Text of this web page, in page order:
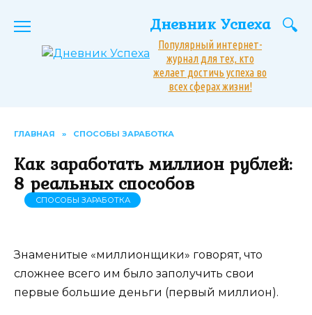
Дневник Успеха
Популярный интернет-
журнал для тех, кто
желает достичь успеха во
всех сферах жизни!
ГЛАВНАЯ » СПОСОБЫ ЗАРАБОТКА
Как заработать миллион рублей:
8 реальных способов
СПОСОБЫ ЗАРАБОТКА
Знаменитые «миллионщики» говорят, что
сложнее всего им было заполучить свои
первые большие деньги (первый миллион).